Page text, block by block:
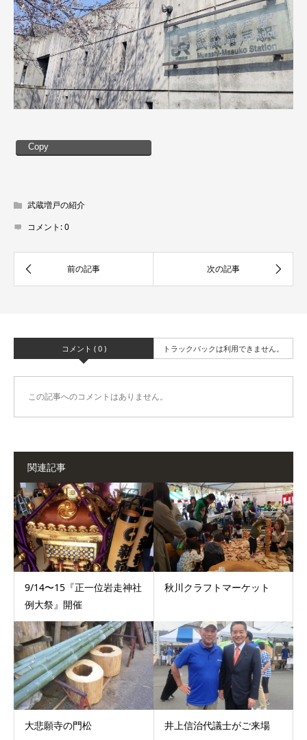
Copy
武蔵増戸の紹介
コメント:0
コメント ( 0 ) トラックバックは利用できません。
この記事へのコメントはありません。
関連記事
9/14〜15『正一位岩走神社
例大祭』開催
秋川クラフトマーケット
大悲願寺の門松 井上信治代議士がご来場